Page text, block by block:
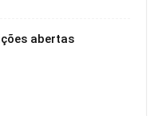
abertas